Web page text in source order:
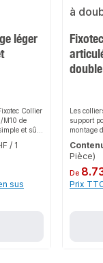
des
variée
produits.
les
sur
: 15-
-
à
léger
Collier
M10 de
et sûre
types.
et à sa
il assure
facile font
avec une
/ 1
sus
Les
support
montage
Pièce)
Prix
De
Prix